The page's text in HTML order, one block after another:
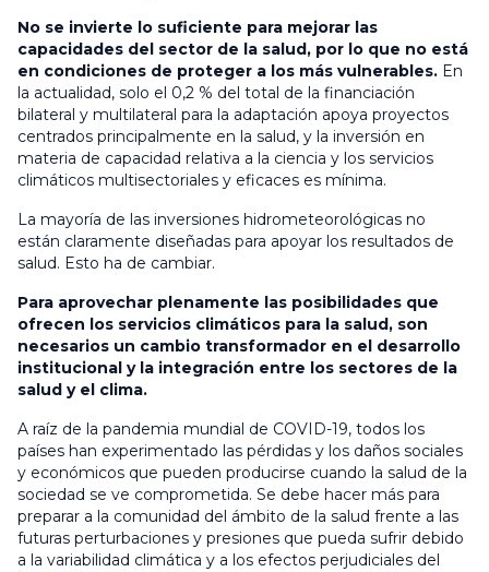
No se invierte lo suficiente para mejorar las
capacidades del sector de la salud, por lo que no está
en condiciones de proteger a los más vulnerables. En
la actualidad, solo el 0,2 % del total de la financiación
bilateral y multilateral para la adaptación apoya proyectos
centrados principalmente en la salud, y la inversión en
materia de capacidad relativa a la ciencia y los servicios
climáticos multisectoriales y eficaces es mínima.
La mayoría de las inversiones hidrometeorológicas no
están claramente diseñadas para apoyar los resultados de
salud. Esto ha de cambiar.
Para aprovechar plenamente las posibilidades que
ofrecen los servicios climáticos para la salud, son
necesarios un cambio transformador en el desarrollo
institucional y la integración entre los sectores de la
salud y el clima.
A raíz de la pandemia mundial de COVID-19, todos los
países han experimentado las pérdidas y los daños sociales
y económicos que pueden producirse cuando la salud de la
sociedad se ve comprometida. Se debe hacer más para
preparar a la comunidad del ámbito de la salud frente a las
futuras perturbaciones y presiones que pueda sufrir debido
a la variabilidad climática y a los efectos perjudiciales del